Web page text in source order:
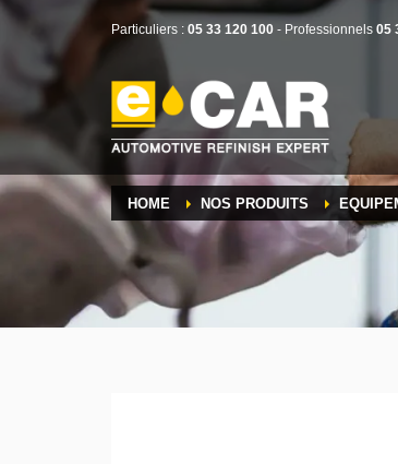
Particuliers : 05 33 120 100 - Professionnels 05
HOME NOS PRODUITS